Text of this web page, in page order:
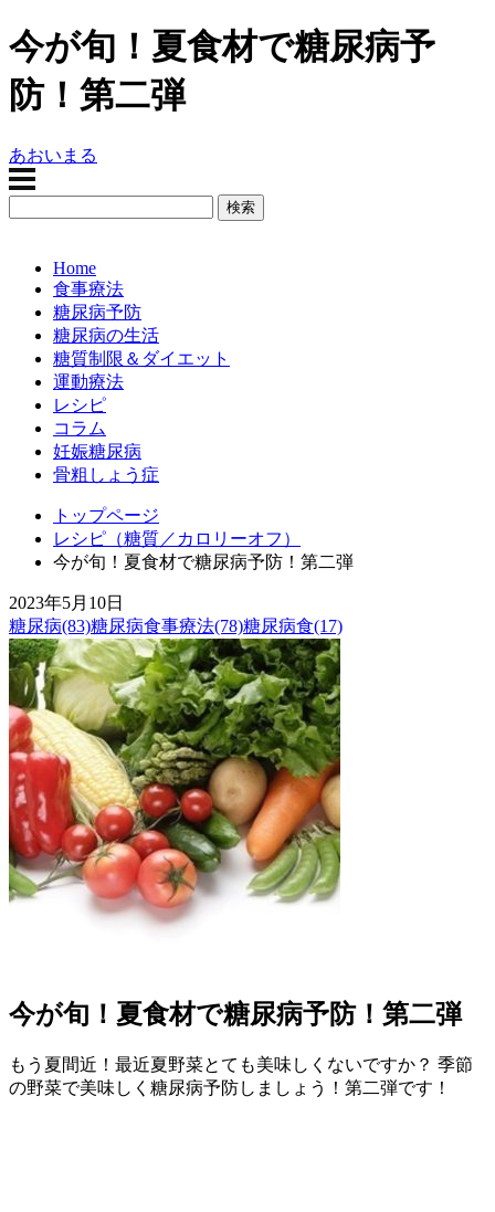
今が旬！夏食材で糖尿病予
防！第二弾
あおいまる
Home
食事療法
糖尿病予防
糖尿病の生活
糖質制限＆ダイエット
運動療法
レシピ
コラム
妊娠糖尿病
骨粗しょう症
トップページ
レシピ（糖質／カロリーオフ）
今が旬！夏食材で糖尿病予防！第二弾
2023年5月10日
糖尿病(83)糖尿病食事療法(78)糖尿病食(17)
今が旬！夏食材で糖尿病予防！第二弾
もう夏間近！最近夏野菜とても美味しくないですか？ 季節
の野菜で美味しく糖尿病予防しましょう！第二弾です！